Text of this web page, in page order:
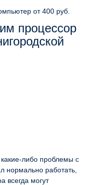
от 400 руб.
процессор
либо проблемы с
нормально работать,
всегда могут